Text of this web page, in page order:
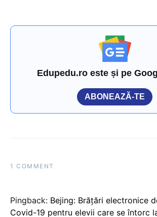
Edupedu.ro este și pe
ABONEAZĂ-TE
1 COMMENT
Pingback: Bejing: Brățări electronice
Covid-19 pentru elevii care se întorc